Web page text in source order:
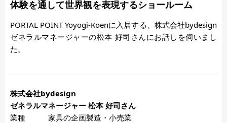
体験を通して世界観を表現するショールーム
PORTAL POINT Yoyogi-Koenに入居する、株式会社bydesign
ゼネラルマネージャーの松本 好司さんにお話しを伺いまし
た。
株式会社bydesign
ゼネラルマネージャー 松本 好司さん
業種 家具の企画製造・小売業